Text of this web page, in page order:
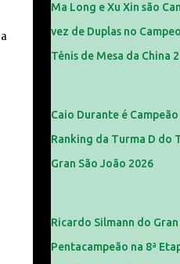
Ma Long e Xu Xin são
vez de Duplas no
Tênis de Mesa da China
Caio Durante é
Ranking da Turma D do
Gran São João 2026
Ricardo Silmann do
Pentacampeão na 8ª